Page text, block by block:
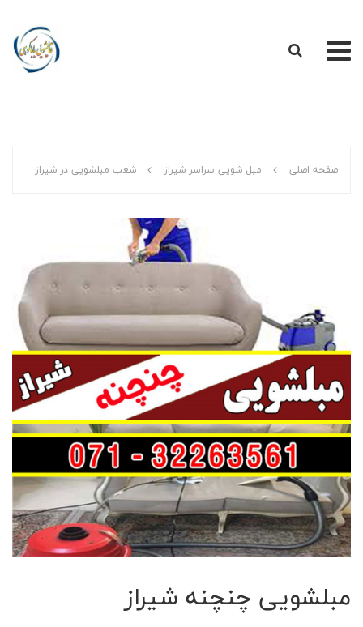
ارتباط با ما
قالیشویی و مبل شویی شیراز
قالیشویی سراسر شیراز
مبل شویی سراسر شیراز
صفحه اصلی مبل شویی سراسر شیراز شعب مبلشویی در شیراز
مبلشویی چنچنه شیراز